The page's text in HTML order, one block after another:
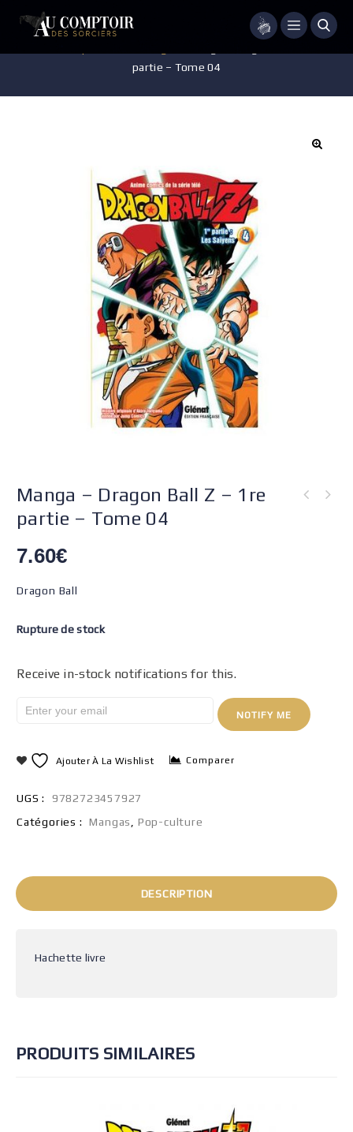
Menu
partie – Tome 04
Manga – Dragon Ball Z – 1re
partie – Tome 04
7.60€
Dragon Ball
Rupture de stock
Receive in-stock notifications for this.
NOTIFY ME
Ajouter À La Wishlist Comparer
UGS :
9782723457927
Catégories :
Mangas Pop-culture
DESCRIPTION
Hachette livre
PRODUITS SIMILAIRES